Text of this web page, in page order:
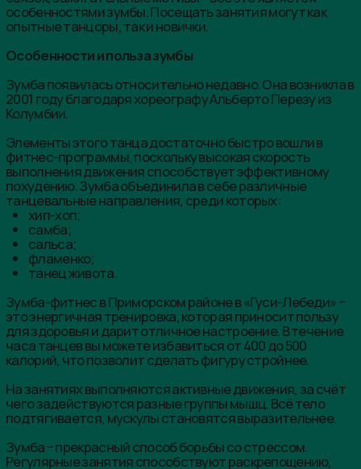
для здоровья и дарит отличное настроение. В течение
часа танцев вы можете избавиться от 400 до 500
калорий, что позволит сделать фигуру стройнее.
На занятиях выполняются активные движения, за счёт
чего задействуются разные группы мышц. Всё тело
Зумба − прекрасный способ борьбы со стрессом.
Регулярные занятия способствуют раскрепощению,
приобретению уверенности в себе, избавлению от
усталости и повышению настроения.
Как проводится тренировка?
Танцевальные тренировки проходят в современных,
хорошо освещённых залах. Для вашего комфорта в
помещении поддерживается оптимальный
микроклимат. На стенах закреплены зеркала, благодаря
которым вы можете увидеть ошибки при выполнении
движений и исправить их.
Длительность занятий составляет 45-60 минут. На
первоначальном этапе проводится разминка, мышцы
подготавливаются к нагрузкам. Затем запускаются
латиноамериканские треки, каждой композиции
соответствует уникальная хореография. В конце
Хотите присоединиться к нашим групповым
танцевальным тренировкам? Записывайтесь в фитнес-
клуб «Гуси-Лебеди».
Запишись на пробную
тренировку прямо сейчас